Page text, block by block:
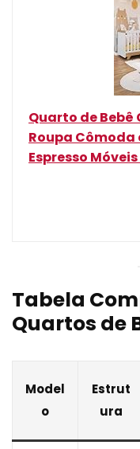
Quarto de
Roupa Cômoda
Espresso
Tabela
Quartos de
Model
o
Estrut
ura